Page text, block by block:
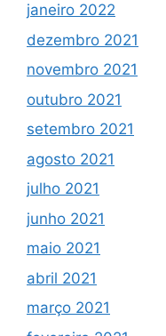
janeiro 2022
dezembro 2021
novembro 2021
outubro 2021
setembro 2021
agosto 2021
julho 2021
junho 2021
maio 2021
abril 2021
março 2021